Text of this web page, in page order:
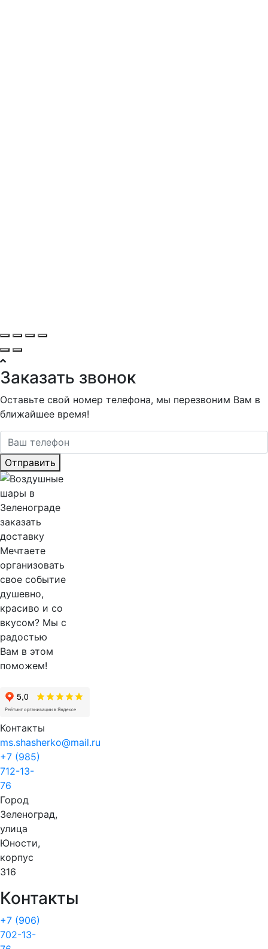
Заказать звонок
Оставьте свой номер телефона, мы перезвоним Вам в
ближайшее время!
Отправить
Мечтаете
организовать
свое событие
душевно,
красиво и со
вкусом? Мы с
радостью
Вам в этом
поможем!
Контакты
ms.shasherko@mail.ru
+7 (985)
712-13-
76
Город
Зеленоград,
улица
Юности,
корпус
316
Контакты
+7 (906)
702-13-